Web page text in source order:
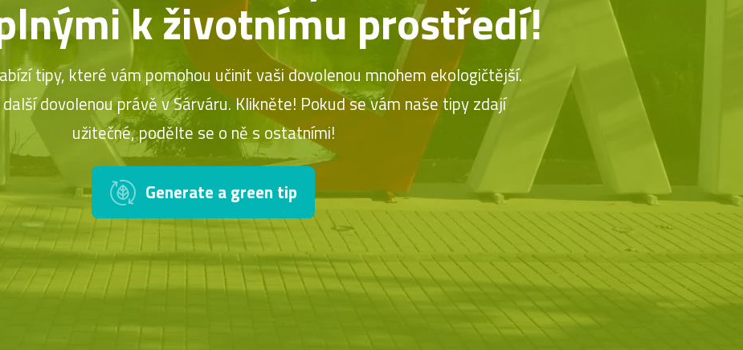
k životnímu prostředí!
tipy, které vám pomohou učinit vaši dovolenou mnohem ekologičtější.
dovolenou právě v Sárváru. Klikněte! Pokud se vám naše tipy zdají
užitečné, podělte se o ně s ostatními!
Generate a green tip